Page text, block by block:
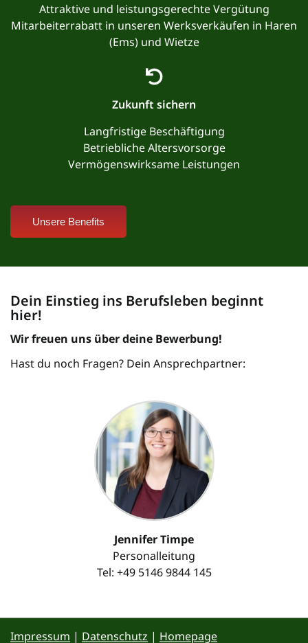
Attraktive und leistungsgerechte Vergütung
Mitarbeiterrabatt in unseren Werksverkäufen in Haren
(Ems) und Wietze
Zukunft sichern
Langfristige Beschäftigung
Betriebliche Altersvorsorge
Vermögenswirksame Leistungen
Unsere Benefits
Dein Einstieg ins Berufsleben beginnt
hier!
Wir freuen uns über deine Bewerbung!
Hast du noch Fragen? Dein Ansprechpartner:
Jennifer Timpe
Personalleitung
Tel: +49 5146 9844 145
Impressum | Datenschutz | Homepage